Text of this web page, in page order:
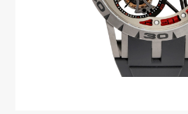
AUDEMARS PIGUET
オーデマ・ピゲ